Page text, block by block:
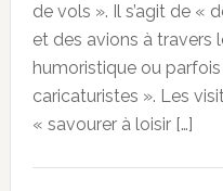
de vols ». Il s’agit de «
et des avions à travers
humoristique ou
caricaturistes ». Les
« savourer à loisir […]